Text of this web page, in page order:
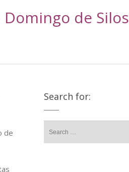
de Silos
de
Search for: